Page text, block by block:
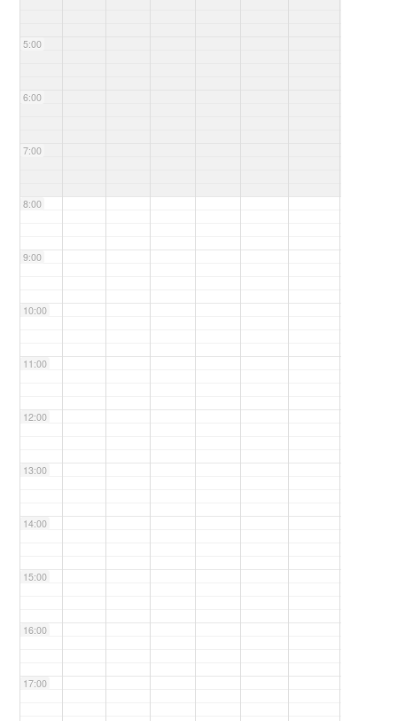
5:00
6:00
7:00
8:00
9:00
10:00
11:00
12:00
13:00
14:00
15:00
16:00
17:00